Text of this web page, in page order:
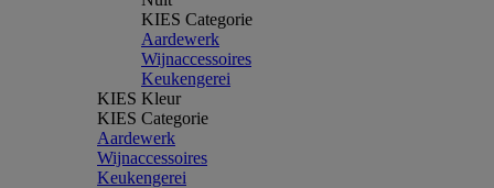
KIES Categorie
Aardewerk
Wijnaccessoires
Keukengerei
KIES Kleur
KIES Categorie
Aardewerk
Wijnaccessoires
Keukengerei